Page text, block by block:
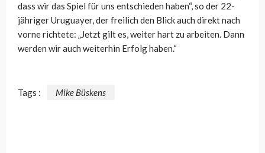
dass wir das Spiel für uns entschieden haben“, so der 22-
jähriger Uruguayer, der freilich den Blick auch direkt nach
vorne richtete: „Jetzt gilt es, weiter hart zu arbeiten. Dann
werden wir auch weiterhin Erfolg haben.“
Tags : Mike Büskens